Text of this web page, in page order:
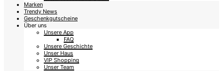
Marken
Trendy News
Geschenkgutscheine
Über uns
Unsere App
FAQ
Unsere Geschichte
Unser Haus
VIP Shopping
Unser Team